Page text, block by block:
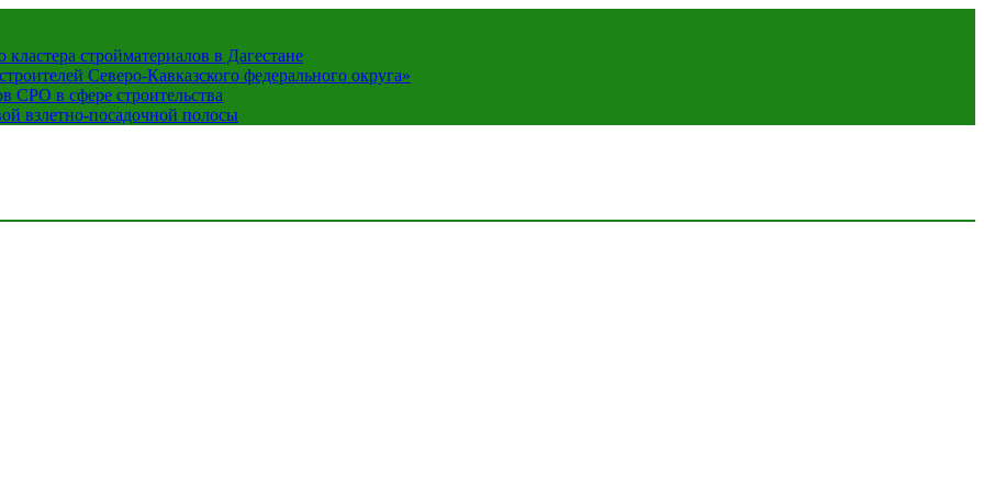
стройматериалов в Дагестане
Северо-Кавказского федерального округа»
СРО в сфере строительства
взлетно-посадочной полосы